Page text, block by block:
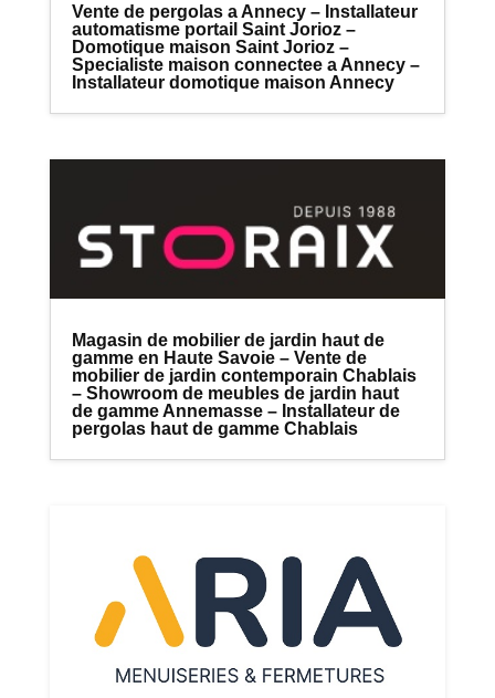
Vente de pergolas a Annecy – Installateur
automatisme portail Saint Jorioz –
Domotique maison Saint Jorioz –
Specialiste maison connectee a Annecy –
Installateur domotique maison Annecy
Magasin de mobilier de jardin haut de
gamme en Haute Savoie – Vente de
mobilier de jardin contemporain Chablais
– Showroom de meubles de jardin haut
de gamme Annemasse – Installateur de
pergolas haut de gamme Chablais